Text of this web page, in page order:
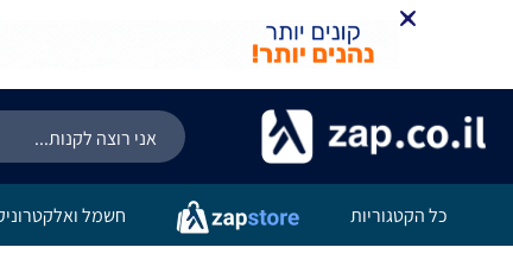
כל הקטגוריות חשמל